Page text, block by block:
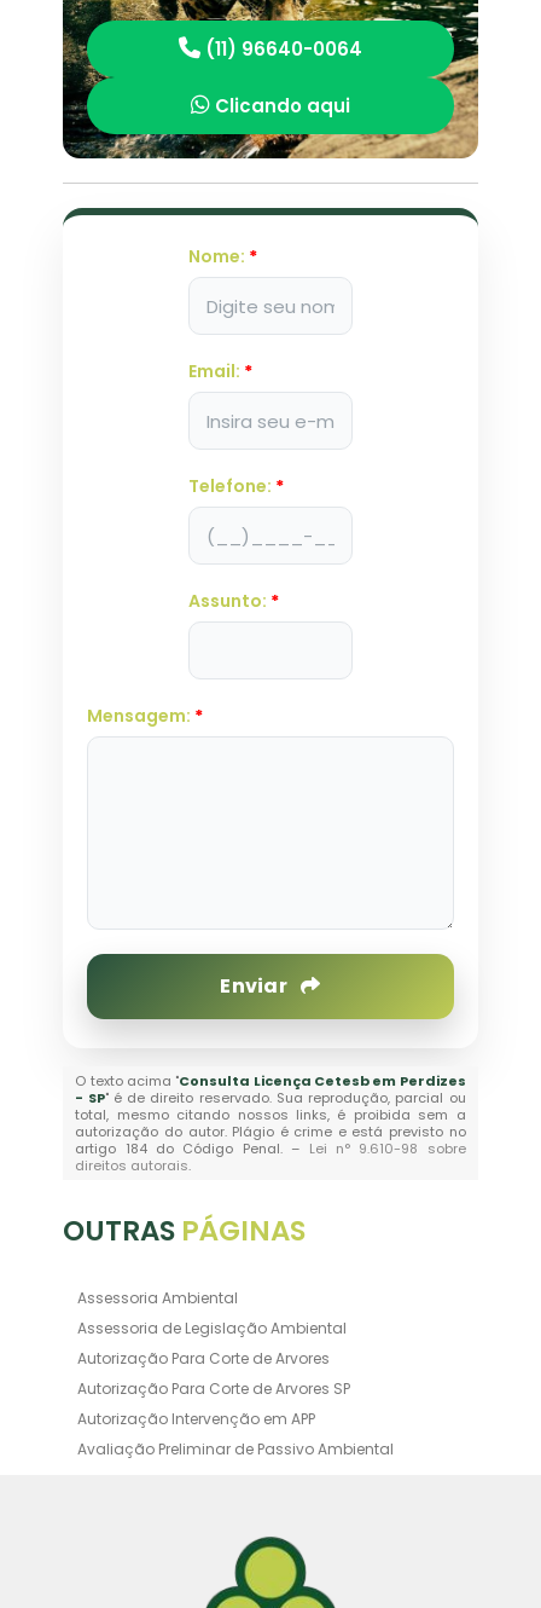
(11) 96640-0064
Clicando aqui
Nome: *
Email: *
Telefone: *
Assunto: *
Mensagem: *
Enviar
O texto acima "Consulta Licença Cetesb em Perdizes
- SP" é de direito reservado. Sua reprodução, parcial ou
total, mesmo citando nossos links, é proibida sem a
autorização do autor. Plágio é crime e está previsto no
artigo 184 do Código Penal. – Lei n° 9.610-98 sobre
direitos autorais.
OUTRAS PÁGINAS
Assessoria Ambiental
Assessoria de Legislação Ambiental
Autorização Para Corte de Arvores
Autorização Para Corte de Arvores SP
Autorização Intervenção em APP
Avaliação Preliminar de Passivo Ambiental
Certificado de Movimentação de Resíduos de
Certificado de Movimentação de Resíduos de
Interesse Ambiental Cadri